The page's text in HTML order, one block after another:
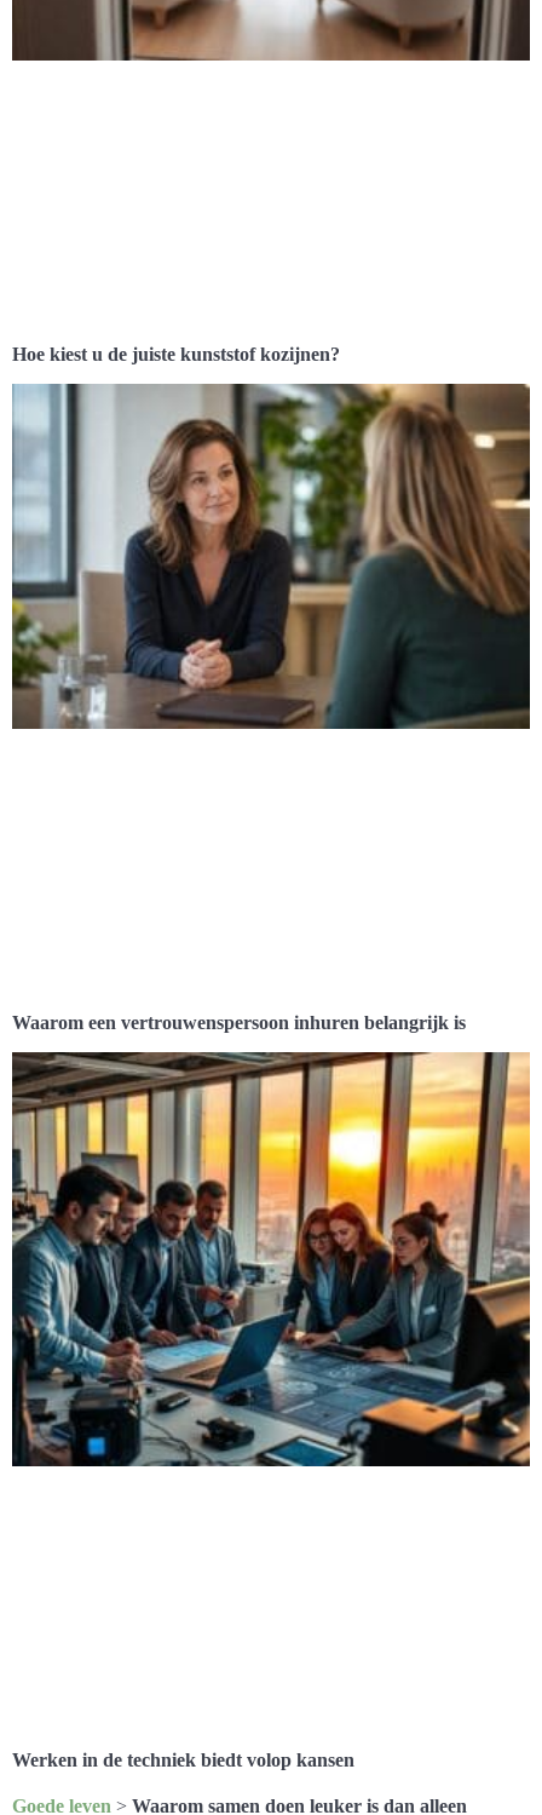
Hoe kiest u de juiste kunststof kozijnen?
Waarom een vertrouwenspersoon inhuren belangrijk is
Werken in de techniek biedt volop kansen
Goede leven > Waarom samen doen leuker is dan alleen